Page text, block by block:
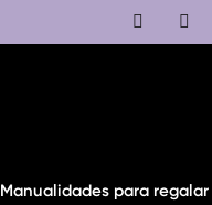
Manualidades para regalar